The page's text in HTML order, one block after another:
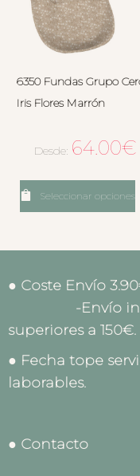
6350 Fundas Grupo
Iris Flores Marrón
Desde: 64.00€
Seleccionar opciones
● Coste Envío
-Envío
superiores a 150€.
● Fecha tope
laborables.
● Contacto